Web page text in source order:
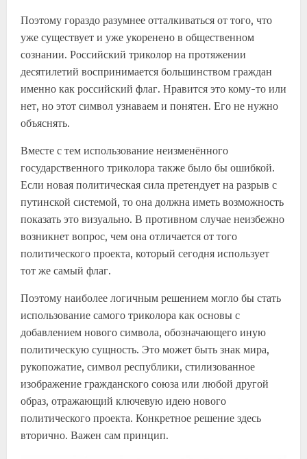
Поэтому гораздо разумнее отталкиваться от того, что
уже существует и уже укоренено в общественном
сознании. Российский триколор на протяжении
десятилетий воспринимается большинством граждан
именно как российский флаг. Нравится это кому-то или
нет, но этот символ узнаваем и понятен. Его не нужно
объяснять.
Вместе с тем использование неизменённого
государственного триколора также было бы ошибкой.
Если новая политическая сила претендует на разрыв с
путинской системой, то она должна иметь возможность
показать это визуально. В противном случае неизбежно
возникнет вопрос, чем она отличается от того
политического проекта, который сегодня использует
тот же самый флаг.
Поэтому наиболее логичным решением могло бы стать
использование самого триколора как основы с
добавлением нового символа, обозначающего иную
политическую сущность. Это может быть знак мира,
рукопожатие, символ республики, стилизованное
изображение гражданского союза или любой другой
образ, отражающий ключевую идею нового
политического проекта. Конкретное решение здесь
вторично. Важен сам принцип.